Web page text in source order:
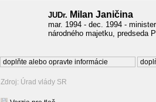
JUDr. Milan Janičina
mar. 1994 - dec. 1994 -
národného majetku, predseda
doplňte alebo opravte informácie
Zdroj: Úrad vlády SR